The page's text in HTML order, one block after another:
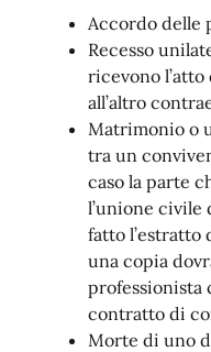
Accordo delle
Recesso
ricevono
all’altro
Matrimonio o
tra un
caso la parte
l’unione civile
fatto
una copia
professionista
contratto di
Morte di uno